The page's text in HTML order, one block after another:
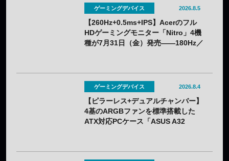
ゲーミングデバイス 2026.8.5
【260Hz+0.5ms+IPS】Acerのフル
HDゲーミングモニター「Nitro」4機
種が7月31日（金）発売——180Hz／
ゲーミングデバイス 2026.8.4
【ピラーレス+デュアルチャンバー】
4基のARGBファンを標準搭載した
ATX対応PCケース「ASUS A32